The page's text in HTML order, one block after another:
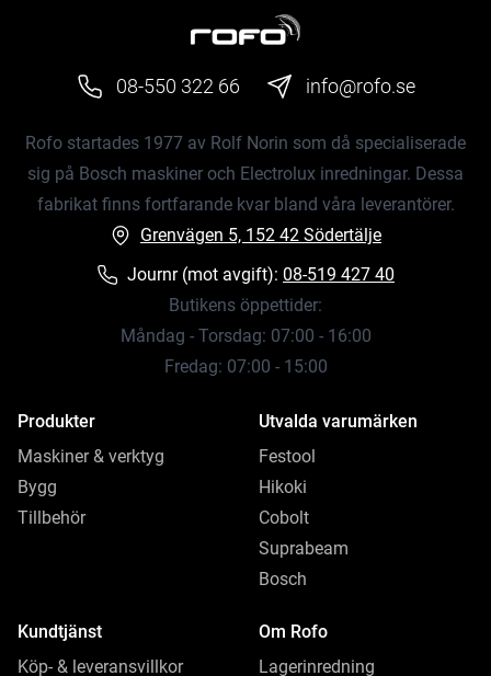
08-550 322 66 info@rofo.se
Rofo startades 1977 av Rolf Norin som då specialiserade
sig på Bosch maskiner och Electrolux inredningar. Dessa
fabrikat finns fortfarande kvar bland våra leverantörer.
Grenvägen 5, 152 42 Södertälje
Journr (mot avgift): 08-519 427 40
Butikens öppettider:
Måndag - Torsdag: 07:00 - 16:00
Fredag: 07:00 - 15:00
Produkter
Maskiner & verktyg
Bygg
Tillbehör
Utvalda varumärken
Festool
Hikoki
Cobolt
Suprabeam
Bosch
Kundtjänst
Köp- & leveransvillkor
Om Rofo
Lagerinredning